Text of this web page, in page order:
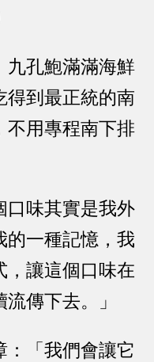
九孔鮑滿滿海鮮
得到最正統的南
不用專程南下排
口味其實是我外
的一種記憶，我
，讓這個口味在
傳下去。」
：「我們會讓它